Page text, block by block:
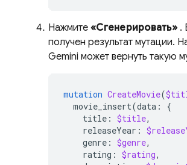
Нажмите «Сгенерировать».
получен результат мутации.
Gemini может вернуть такую
mutation CreateMovie(
movie_insert(data :
{
title : $title,
releaseYear :
genre : $genre,
rating : $rating,